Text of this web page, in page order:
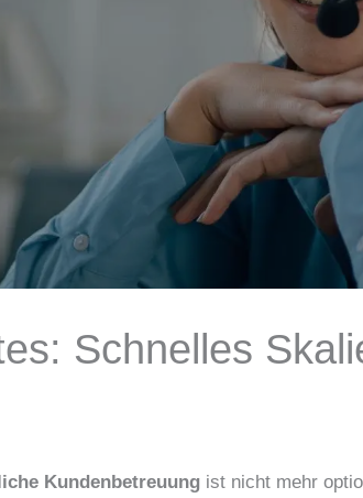
Schnelles
Kundenbetreuung ist nicht mehr